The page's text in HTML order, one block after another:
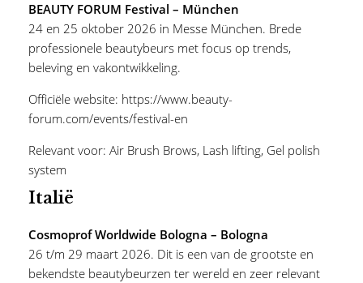
BEAUTY FORUM Festival – München
24 en 25 oktober 2026 in Messe München. Brede
professionele beautybeurs met focus op trends,
beleving en vakontwikkeling.
Officiële website: https://www.beauty-
forum.com/events/festival-en
Relevant voor: Air Brush Brows, Lash lifting, Gel polish
system
Italië
Cosmoprof Worldwide Bologna – Bologna
26 t/m 29 maart 2026. Dit is een van de grootste en
bekendste beautybeurzen ter wereld en zeer relevant